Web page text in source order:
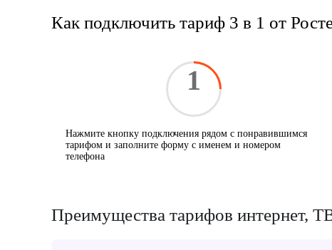
Как подключить тариф 3 в 1 от
1
Нажмите кнопку подключения рядом с понравившимся
тарифом и заполните форму с именем и номером
телефона
Преимущества тарифов интернет,